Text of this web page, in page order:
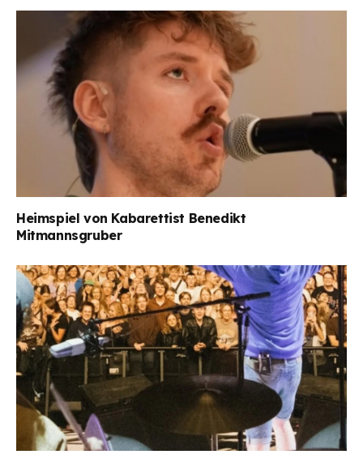
Heimspiel von Kabarettist Benedikt
Mitmannsgruber